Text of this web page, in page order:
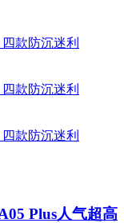
Plus人气超高